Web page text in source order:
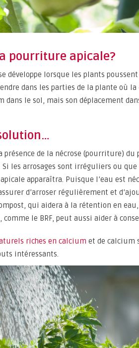
pourriture apicale?
développe lorsque les plants
dans les parties de la plante où
dans le sol, mais son déplacement
présence de la nécrose (pourriture) du
Si les arrosages sont irréguliers ou
apparaîtra. Puisque l’eau est
d’arroser régulièrement et
qui aidera à la rétention en
le BRF, peut aussi aider à
riches en calcium et de calcium
intéressants.